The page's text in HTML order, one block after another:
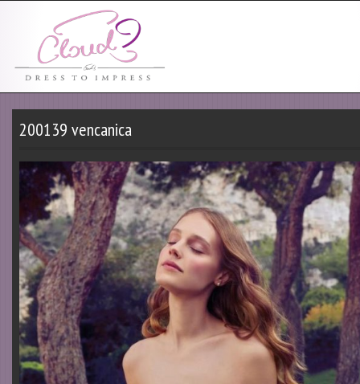
200139 vencanica